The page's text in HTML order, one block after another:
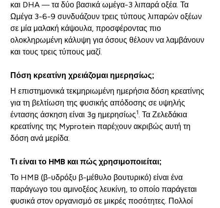
και DHA — τα δύο βασικά ωμέγα-3 λιπαρά οξέα. Τα
Ωμέγα 3-6-9 συνδυάζουν τρεις τύπους λιπαρών οξέων
σε μία μαλακή κάψουλα, προσφέροντας πιο
ολοκληρωμένη κάλυψη για όσους θέλουν να λαμβάνουν
και τους τρεις τύπους μαζί.
Πόση κρεατίνη χρειάζομαι ημερησίως;
Η επιστημονικά τεκμηριωμένη ημερήσια δόση κρεατίνης
για τη βελτίωση της φυσικής απόδοσης σε υψηλής
έντασης άσκηση είναι 3g ημερησίως1 . Τα Ζελεδάκια
κρεατίνης της Myprotein παρέχουν ακριβώς αυτή τη
δόση ανά μερίδα.
Τι είναι το HMB και πώς χρησιμοποιείται;
Το HMB (β-υδρόξυ β-μέθυλο βουτυρικό) είναι ένα
παράγωγο του αμινοξέος λευκίνη, το οποίο παράγεται
φυσικά στον οργανισμό σε μικρές ποσότητες. Πολλοί